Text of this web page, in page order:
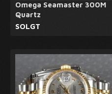
Omega Seamaster 300M
Quartz
SOLGT